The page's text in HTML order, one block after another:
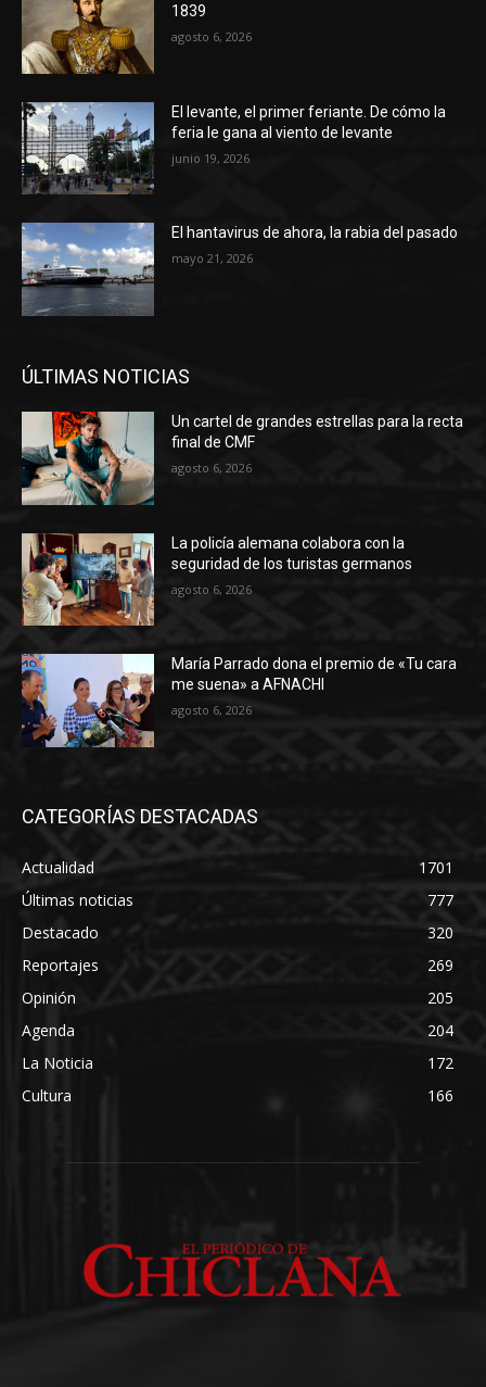
1839
agosto 6, 2026
El levante, el primer feriante. De cómo la
feria le gana al viento de levante
junio 19, 2026
El hantavirus de ahora, la rabia del pasado
mayo 21, 2026
ÚLTIMAS NOTICIAS
Un cartel de grandes estrellas para la recta
final de CMF
agosto 6, 2026
La policía alemana colabora con la
seguridad de los turistas germanos
agosto 6, 2026
María Parrado dona el premio de «Tu cara
me suena» a AFNACHI
agosto 6, 2026
CATEGORÍAS DESTACADAS
Actualidad
1701
Últimas noticias
777
Destacado
320
Reportajes
269
Opinión
205
Agenda
204
La Noticia
172
Cultura
166